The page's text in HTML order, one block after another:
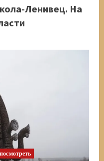
Ленивец. На